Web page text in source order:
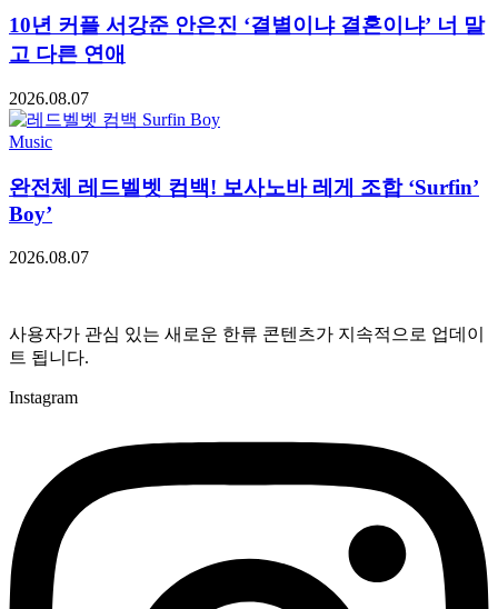
10년 커플 서강준 안은진 ‘결별이냐 결혼이냐’ 너 말
고 다른 연애
2026.08.07
Music
완전체 레드벨벳 컴백! 보사노바 레게 조합 ‘Surfin’
Boy’
2026.08.07
사용자가 관심 있는 새로운 한류 콘텐츠가 지속적으로 업데이
트 됩니다.
Instagram